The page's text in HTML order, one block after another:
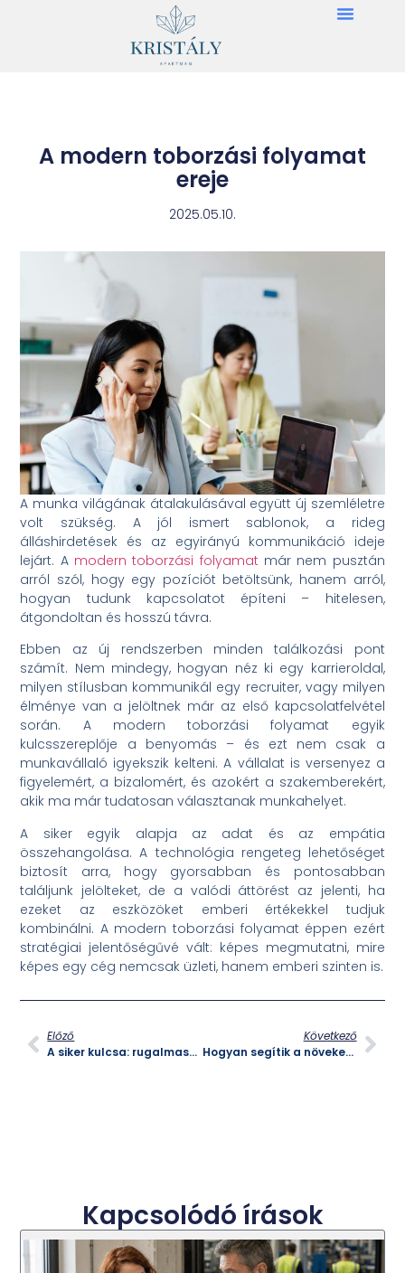
A modern toborzási folyamat
ereje
2025.05.10.
A munka világának átalakulásával együtt új szemléletre
volt szükség. A jól ismert sablonok, a rideg
álláshirdetések és az egyirányú kommunikáció ideje
lejárt. A modern toborzási folyamat már nem pusztán
arról szól, hogy egy pozíciót betöltsünk, hanem arról,
hogyan tudunk kapcsolatot építeni – hitelesen,
átgondoltan és hosszú távra.
Ebben az új rendszerben minden találkozási pont
számít. Nem mindegy, hogyan néz ki egy karrieroldal,
milyen stílusban kommunikál egy recruiter, vagy milyen
élménye van a jelöltnek már az első kapcsolatfelvétel
során. A modern toborzási folyamat egyik
kulcsszereplője a benyomás – és ezt nem csak a
munkavállaló igyekszik kelteni. A vállalat is versenyez a
figyelemért, a bizalomért, és azokért a szakemberekért,
akik ma már tudatosan választanak munkahelyet.
A siker egyik alapja az adat és az empátia
összehangolása. A technológia rengeteg lehetőséget
biztosít arra, hogy gyorsabban és pontosabban
találjunk jelölteket, de a valódi áttörést az jelenti, ha
ezeket az eszközöket emberi értékekkel tudjuk
kombinálni. A modern toborzási folyamat éppen ezért
stratégiai jelentőségűvé vált: képes megmutatni, mire
képes egy cég nemcsak üzleti, hanem emberi szinten is.
Előző
A siker kulcsa: rugalmasság
Következő
Hogyan segítik a növekedést a munkaerő kölcsönző cégek
Kapcsolódó írások